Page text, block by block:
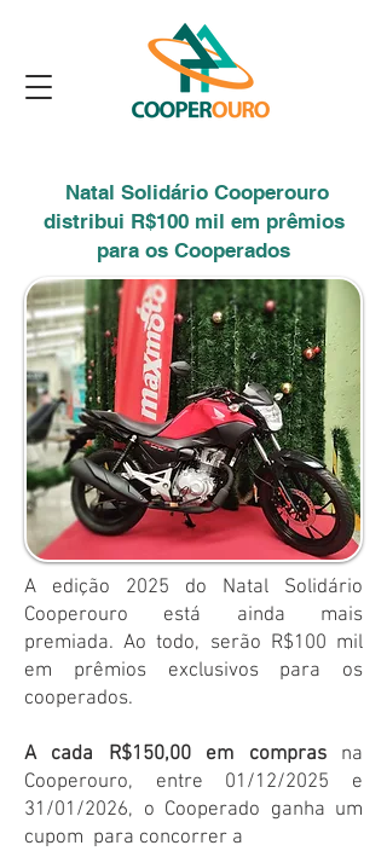
Natal Solidário Cooperouro
distribui R$100 mil em prêmios
para os Cooperados
A edição 2025 do Natal Solidário
Cooperouro está ainda mais
premiada. Ao todo, serão R$100 mil
em prêmios exclusivos para os
cooperados.
A cada R$150,00 em comprasna
Cooperouro, entre 01/12/2025 e
31/01/2026, o Cooperado ganha um
cupom para concorrer a